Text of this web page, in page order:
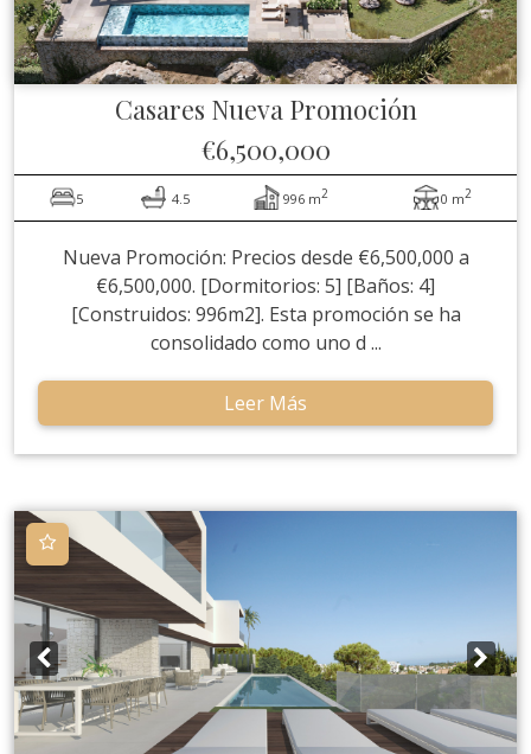
Casares Nueva Promoción
€6,500,000
5 4.5 996 m2 0 m2
Nueva Promoción: Precios desde €6,500,000 a
€6,500,000. [Dormitorios: 5] [Baños: 4]
[Construidos: 996m2]. Esta promoción se ha
consolidado como uno d ...
Leer Más